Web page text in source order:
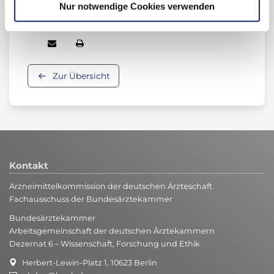
Nur notwendige Cookies verwenden
Beitrag teilen:
Zur Übersicht
Kontakt
Arzneimittelkommission der deutschen Ärzteschaft
Fachausschuss der Bundesärztekammer
Bundesärztekammer
Arbeitsgemeinschaft der deutschen Ärztekammern
Dezernat 6 – Wissenschaft, Forschung und Ethik
Herbert-Lewin-Platz 1, 10623 Berlin